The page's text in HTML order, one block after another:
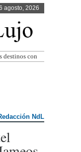
agosto, 2026
destinos con
NdL